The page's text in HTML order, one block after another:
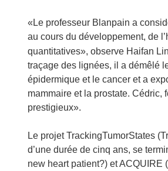
«Le professeur Blanpain a
au cours du développement, de
quantitatives», observe Haifan
traçage des lignées, il a démêlé
épidermique et le cancer et a
mammaire et la prostate. Cédric,
prestigieux».
Le projet TrackingTumorStates
d’une durée de cinq ans, se
new heart patient?) et